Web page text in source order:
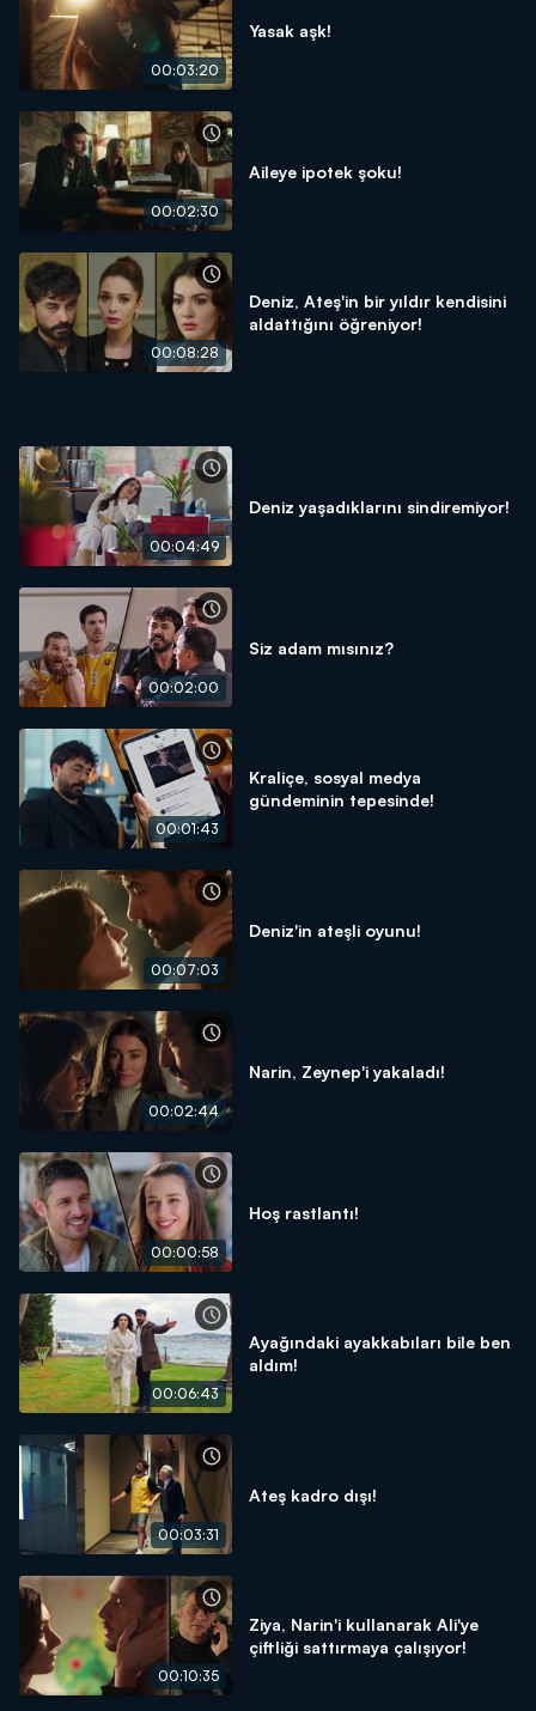
00:03:20
Yasak aşk!
00:02:30
Aileye ipotek şoku!
00:08:28
Deniz, Ateş'in bir yıldır kendisini
aldattığını öğreniyor!
00:04:49
Deniz yaşadıklarını sindiremiyor!
00:02:00
Siz adam mısınız?
00:01:43
Kraliçe, sosyal medya
gündeminin tepesinde!
00:07:03
Deniz'in ateşli oyunu!
00:02:44
Narin, Zeynep'i yakaladı!
00:00:58
Hoş rastlantı!
00:06:43
Ayağındaki ayakkabıları bile ben
aldım!
00:03:31
Ateş kadro dışı!
00:10:35
Ziya, Narin'i kullanarak Ali'ye
çiftliği sattırmaya çalışıyor!